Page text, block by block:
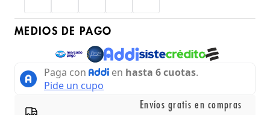
MEDIOS DE PAGO
Envíos gratis en compras